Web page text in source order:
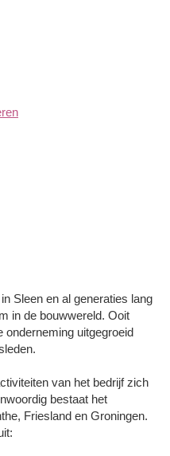
Sleen en al generaties lang
in de bouwwereld. Ooit
onderneming uitgegroeid
van het bedrijf zich
bestaat het
Friesland en Groningen.